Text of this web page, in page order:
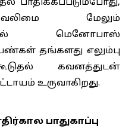
பாதிக்கப்படும்போது,
மேலும்
மெனோபாஸ்
தங்களது எலும்பு
கவனத்துடன்
உருவாகிறது.
பாதுகாப்பு